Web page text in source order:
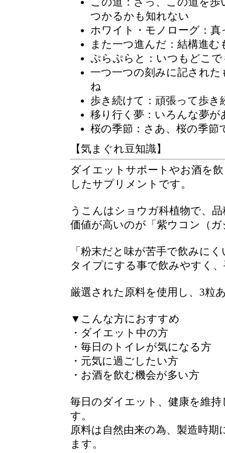
つかるかも知れない
ホワイト・モノローグ：
また一つ進んだ：結構進む
ぷらぷらと：いつもどこ
一つ一つの刻みに記され
ね
歩き続けて：頑張って歩き
移り行く夢：いろんな夢
桜の季節 ：さあ、桜の季
【気まぐれ豆知識】
ダイエットサポートやお酒を
したサプリメントです。
うこんはショウガ科植物で、
価値が高いのが「紫ウコン（
「粉末だと味が苦手で飲みに
タイプにする事で飲みやすく
厳選された原料を使用し、3粒
▼こんな方におすすめ
・ダイエット中の方
・毎日のトイレが気になる方
・元気に過ごしたい方
・お酒を飲む機会が多い方
毎日のダイエット、健康を維
す。
原料は自然由来の為、製造時
ます。